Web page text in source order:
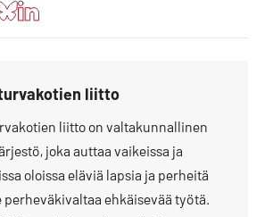
Jaa
artikkeli
Blueskyssa
Jako:
Jaa
artikkeli
liitto
liitto on valtakunnallinen
joka auttaa vaikeissa ja
oloissa eläviä lapsia ja perheitä
perheväkivaltaa ehkäisevää työtä.